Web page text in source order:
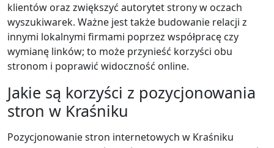
klientów oraz zwiększyć autorytet strony w oczach
wyszukiwarek. Ważne jest także budowanie relacji z
innymi lokalnymi firmami poprzez współpracę czy
wymianę linków; to może przynieść korzyści obu
stronom i poprawić widoczność online.
Jakie są korzyści z pozycjonowania
stron w Kraśniku
Pozycjonowanie stron internetowych w Kraśniku